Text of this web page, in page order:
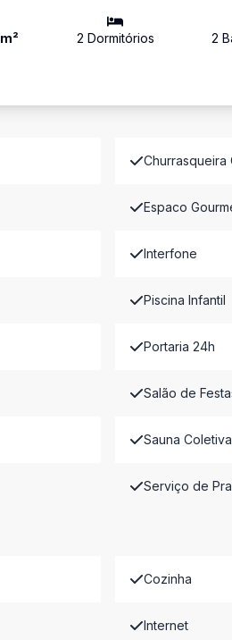
m² 2 Dormitórios 2
Churrasqueira
Espaco
Interfone
Piscina Infantil
Portaria 24h
Salão de
Sauna Coletiva
Serviço de
Cozinha
Internet